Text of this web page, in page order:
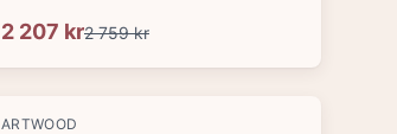
2 207 kr2 759 kr
-20%
ARTWOOD